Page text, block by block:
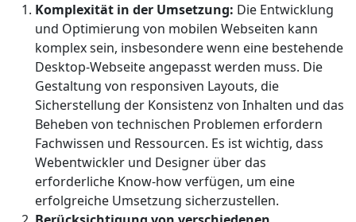
Komplexität in der Umsetzung: Die Entwicklung
und Optimierung von mobilen Webseiten kann
komplex sein, insbesondere wenn eine bestehende
Desktop-Webseite angepasst werden muss. Die
Gestaltung von responsiven Layouts, die
Sicherstellung der Konsistenz von Inhalten und das
Beheben von technischen Problemen erfordern
Fachwissen und Ressourcen. Es ist wichtig, dass
Webentwickler und Designer über das
erforderliche Know-how verfügen, um eine
erfolgreiche Umsetzung sicherzustellen.